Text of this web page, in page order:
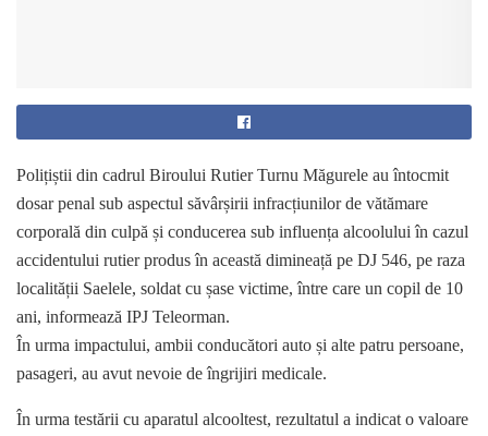
Polițiștii din cadrul Biroului Rutier Turnu Măgurele au întocmit
dosar penal sub aspectul săvârșirii infracțiunilor de vătămare
corporală din culpă și conducerea sub influența alcoolului în cazul
accidentului rutier produs în această dimineață pe DJ 546, pe raza
localității Saelele, soldat cu șase victime, între care un copil de 10
ani, informează IPJ Teleorman.
În urma impactului, ambii conducători auto și alte patru persoane,
pasageri, au avut nevoie de îngrijiri medicale.
În urma testării cu aparatul alcooltest, rezultatul a indicat o valoare